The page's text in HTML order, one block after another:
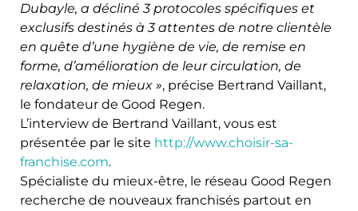
Dubayle, a décliné 3 protocoles spécifiques et
exclusifs destinés à 3 attentes de notre clientèle
en quête d’une hygiène de vie, de remise en
forme, d’amélioration de leur circulation, de
relaxation, de mieux », précise Bertrand Vaillant,
le fondateur de Good Regen.
L’interview de Bertrand Vaillant, vous est
présentée par le site http://www.choisir-sa-
franchise.com.
Spécialiste du mieux-être, le réseau Good Regen
recherche de nouveaux franchisés partout en